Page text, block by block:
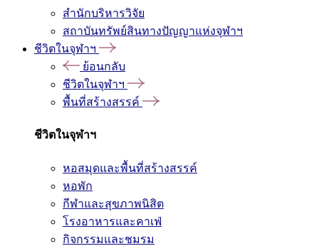
สำนักบริหารวิจัย
สถาบันทรัพย์สินทางปัญญาแห่งจุฬาฯ
ชีวิตในจุฬาฯ
ย้อนกลับ
ชีวิตในจุฬาฯ
พื้นที่สร้างสรรค์
ชีวิตในจุฬาฯ
หอสมุดและพื้นที่สร้างสรรค์
หอพัก
กีฬาและสุขภาพนิสิต
โรงอาหารและคาเฟ่
กิจกรรมและชมรม